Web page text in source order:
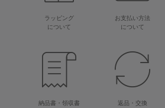
ラッピング
について
お支払い方法
について
納品書・領収書
返品・交換